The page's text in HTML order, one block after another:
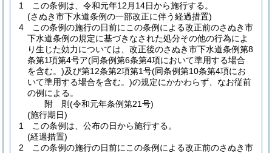
1
この条例は、令和元年12月14日から施行する。
(さぬき市下水道条例の一部改正に伴う経過措置)
4
この条例の施行の日前にこの条例による改正前のさぬき市
下水道条例の規定に基づきなされた処分その他の行為によ
り生じた効力については、改正後のさぬき市下水道条例第8
条第1項第4号ア(同条例第6条第4項において準用する場合
を含む。)及び第12条第2項第1号(同条例第10条第4項にお
いて準用する場合を含む。)の規定にかかわらず、なお従前
の例による。
附 則(令和元年条例第21号)
(施行期日)
1
この条例は、公布の日から施行する。
(経過措置)
2
この条例の施行の日前にこの条例による改正前のさぬき市